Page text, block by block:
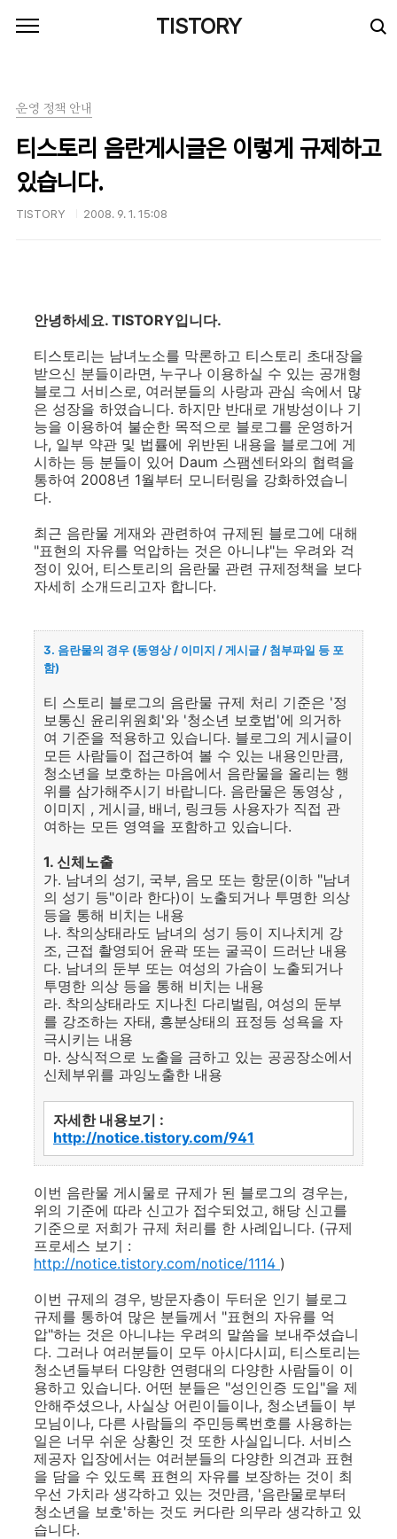
TISTORY
운영 정책 안내
티스토리 음란게시글은 이렇게 규제하고
있습니다.
TISTORY 2008. 9. 1. 15:08
안녕하세요. TISTORY입니다.
티스토리는 남녀노소를 막론하고 티스토리 초대장을
받으신 분들이라면, 누구나 이용하실 수 있는 공개형
블로그 서비스로, 여러분들의 사랑과 관심 속에서 많
은 성장을 하였습니다. 하지만 반대로 개방성이나 기
능을 이용하여 불순한 목적으로 블로그를 운영하거
나, 일부 약관 및 법률에 위반된 내용을 블로그에 게
시하는 등 분들이 있어 Daum 스팸센터와의 협력을
통하여 2008년 1월부터 모니터링을 강화하였습니
다.
최근 음란물 게재와 관련하여 규제된 블로그에 대해
"표현의 자유를 억압하는 것은 아니냐"는 우려와 걱
정이 있어, 티스토리의 음란물 관련 규제정책을 보다
자세히 소개드리고자 합니다.
3. 음란물의 경우 (동영상 / 이미지 / 게시글 / 첨부파일 등 포
함)
티 스토리 블로그의 음란물 규제 처리 기준은 '정
보통신 윤리위원회'와 '청소년 보호법'에 의거하
여 기준을 적용하고 있습니다. 블로그의 게시글이
모든 사람들이 접근하여 볼 수 있는 내용인만큼,
청소년을 보호하는 마음에서 음란물을 올리는 행
위를 삼가해주시기 바랍니다. 음란물은 동영상 ,
이미지 , 게시글, 배너, 링크등 사용자가 직접 관
여하는 모든 영역을 포함하고 있습니다.
1. 신체노출
가. 남녀의 성기, 국부, 음모 또는 항문(이하 "남녀
의 성기 등"이라 한다)이 노출되거나 투명한 의상
등을 통해 비치는 내용
나. 착의상태라도 남녀의 성기 등이 지나치게 강
조, 근접 촬영되어 윤곽 또는 굴곡이 드러난 내용
다. 남녀의 둔부 또는 여성의 가슴이 노출되거나
투명한 의상 등을 통해 비치는 내용
라. 착의상태라도 지나친 다리벌림, 여성의 둔부
를 강조하는 자태, 흥분상태의 표정등 성욕을 자
극시키는 내용
마. 상식적으로 노출을 금하고 있는 공공장소에서
신체부위를 과잉노출한 내용
자세한 내용보기 :
http://notice.tistory.com/941
이번 음란물 게시물로 규제가 된 블로그의 경우는,
위의 기준에 따라 신고가 접수되었고, 해당 신고를
기준으로 저희가 규제 처리를 한 사례입니다. (규제
프로세스 보기 :
http://notice.tistory.com/notice/1114 )
이번 규제의 경우, 방문자층이 두터운 인기 블로그
규제를 통하여 많은 분들께서 "표현의 자유를 억
압"하는 것은 아니냐는 우려의 말씀을 보내주셨습니
다. 그러나 여러분들이 모두 아시다시피, 티스토리는
청소년들부터 다양한 연령대의 다양한 사람들이 이
용하고 있습니다. 어떤 분들은 "성인인증 도입"을 제
안해주셨으나, 사실상 어린이들이나, 청소년들이 부
모님이나, 다른 사람들의 주민등록번호를 사용하는
일은 너무 쉬운 상황인 것 또한 사실입니다. 서비스
제공자 입장에서는 여러분들의 다양한 의견과 표현
을 담을 수 있도록 표현의 자유를 보장하는 것이 최
우선 가치라 생각하고 있는 것만큼, '음란물로부터
청소년을 보호'하는 것도 커다란 의무라 생각하고 있
습니다.